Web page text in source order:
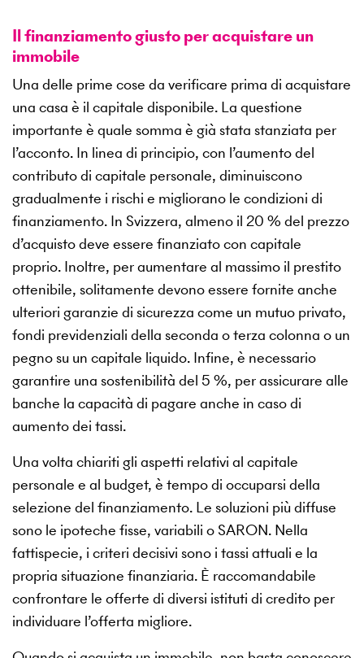
Il finanziamento giusto per acquistare un
immobile
Una delle prime cose da verificare prima di acquistare
una casa è il capitale disponibile. La questione
importante è quale somma è già stata stanziata per
l’acconto. In linea di principio, con l’aumento del
contributo di capitale personale, diminuiscono
gradualmente i rischi e migliorano le condizioni di
finanziamento. In Svizzera, almeno il 20 % del prezzo
d’acquisto deve essere finanziato con capitale
proprio. Inoltre, per aumentare al massimo il prestito
ottenibile, solitamente devono essere fornite anche
ulteriori garanzie di sicurezza come un mutuo privato,
fondi previdenziali della seconda o terza colonna o un
pegno su un capitale liquido. Infine, è necessario
garantire una sostenibilità del 5 %, per assicurare alle
banche la capacità di pagare anche in caso di
aumento dei tassi.
Una volta chiariti gli aspetti relativi al capitale
personale e al budget, è tempo di occuparsi della
selezione del finanziamento. Le soluzioni più diffuse
sono le ipoteche fisse, variabili o SARON. Nella
fattispecie, i criteri decisivi sono i tassi attuali e la
propria situazione finanziaria. È raccomandabile
confrontare le offerte di diversi istituti di credito per
individuare l’offerta migliore.